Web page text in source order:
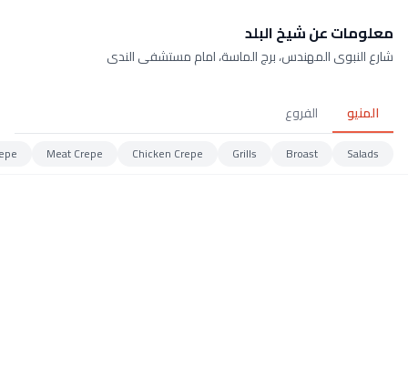
معلومات عن شيخ البلد
شارع النبوى المهندس، برج الماسة، امام مستشفى الندى
المنيو الفروع
Salads
Broast
Grills
Chicken Crepe
Meat Crepe